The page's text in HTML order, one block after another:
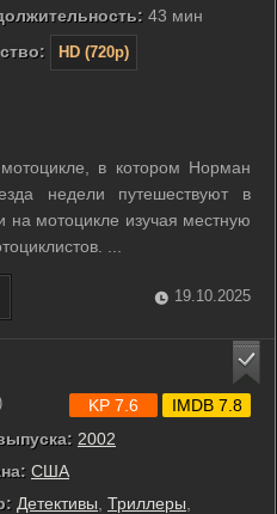
43 мин
HD (720p)
в котором Норман
недели путешествуют в
на мотоцикле изучая местную
...
19.10.2025
2002
США
Детективы Триллеры
KP 7.6 IMDB 7.8